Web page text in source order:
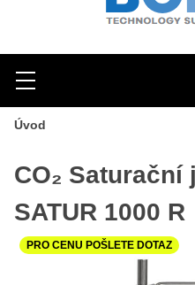
Hledat
Menu
Úvod
CO₂ Saturační
SATUR 1000 R
PRO CENU POŠLETE DOTAZ